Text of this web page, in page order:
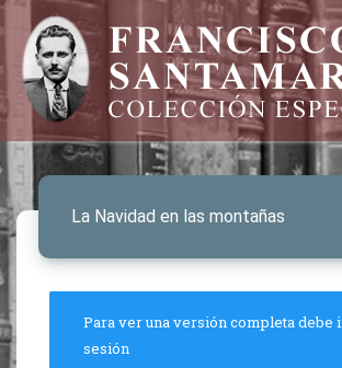
La Navidad en las montañas
Para ver una versión completa debe
sesión